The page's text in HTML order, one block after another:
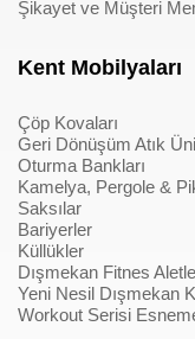
Şikayet ve Müşteri
Kent Mobilyaları
Çöp Kovaları
Geri Dönüşüm Atık
Oturma Bankları
Kamelya, Pergole &
Saksılar
Bariyerler
Küllükler
Dışmekan Fitnes
Yeni Nesil Dışmekan
Workout Serisi